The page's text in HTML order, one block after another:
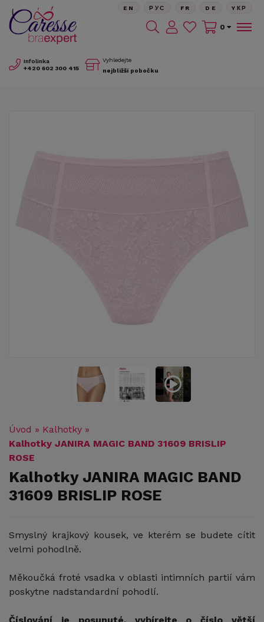
Infolinka
+420 602 300 415
Vyhledejte
nejbližší pobočku
EN РУС FR DE YКР
0
Úvod » Kalhotky »
Kalhotky JANIRA MAGIC BAND 31609 BRISLIP
ROSE
Kalhotky JANIRA MAGIC BAND
31609 BRISLIP ROSE
Smyslný krajkový kousek, ve kterém se budete cítit
velmi pohodlně.
Měkoučká froté vsadka v oblasti intimních partií vám
poskytne nadstandardní pohodlí.